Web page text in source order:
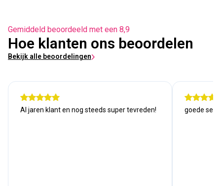
Gemiddeld beoordeeld met een 8,9
Hoe klanten ons beoordelen
Bekijk alle beoordelingen
Al jaren klant en nog steeds super tevreden! goede